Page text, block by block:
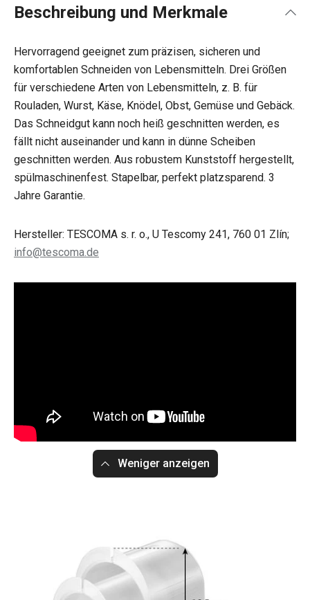
Beschreibung und Merkmale
Hervorragend geeignet zum präzisen, sicheren und
komfortablen Schneiden von Lebensmitteln. Drei Größen
für verschiedene Arten von Lebensmitteln, z. B. für
Rouladen, Wurst, Käse, Knödel, Obst, Gemüse und Gebäck.
Das Schneidgut kann noch heiß geschnitten werden, es
fällt nicht auseinander und kann in dünne Scheiben
geschnitten werden. Aus robustem Kunststoff hergestellt,
spülmaschinenfest. Stapelbar, perfekt platzsparend. 3
Jahre Garantie.
Hersteller: TESCOMA s. r. o., U Tescomy 241, 760 01 Zlín;
info@tescoma.de
Weniger anzeigen